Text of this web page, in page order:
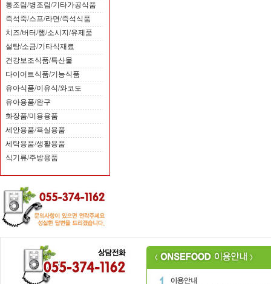
통조림/병조림/기타가공식품
즉석죽/스프/라면/즉석식품
치즈/버터/햄/소시지/유제품
설탕/소금/기타식재료
건강보조식품/특산물
다이어트식품/기능식품
유아식품/이유식/와코도
유아용품/완구
화장품/미용용품
세안용품/욕실용품
세탁용품/생활용품
식기류/주방용품